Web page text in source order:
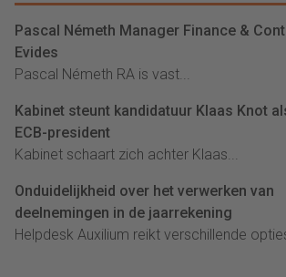
Pascal Németh Manager Finance &
Evides
Pascal Németh RA is vast...
Kabinet steunt kandidatuur Klaas Knot
ECB-president
Kabinet schaart zich achter Klaas...
Onduidelijkheid over het verwerken van
deelnemingen in de jaarrekening
Helpdesk Auxilium reikt verschillende